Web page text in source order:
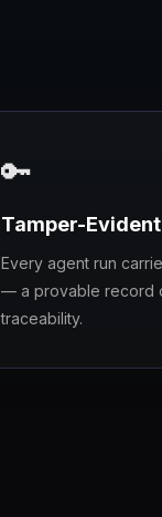
🔑
Tamper-
Every agent run
— a provable record
traceability.